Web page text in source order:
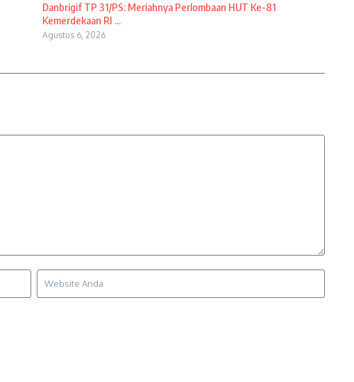
Danbrigif TP 31/PS: Meriahnya Perlombaan HUT Ke-81
Kemerdekaan RI ...
Agustus 6, 2026